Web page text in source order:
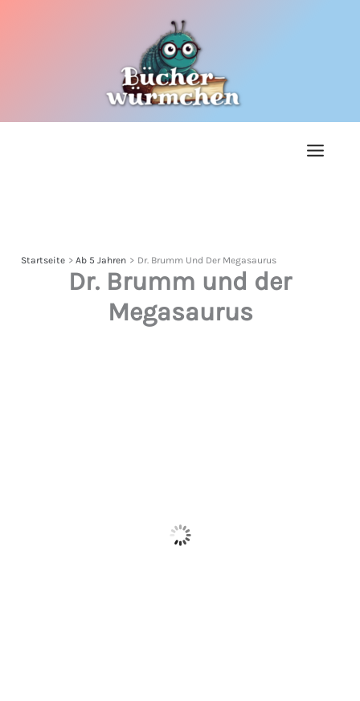
Startseite Ab 5 Jahren Dr. Brumm Und Der Megasaurus
Dr. Brumm und der
Megasaurus